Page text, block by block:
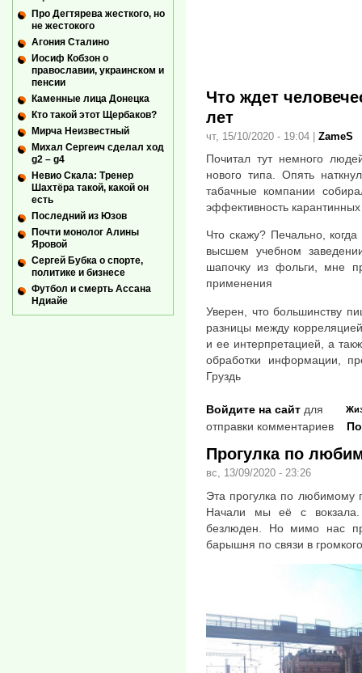
Что ждет
лет
чт, 15/10/2020 - 19:04 ZameS
Почитал тут немного
нового типа. Опять
табачные компании
эффективность
Что скажу? Печально,
высшем учебном
шапочку из фольги, мне
применения
Уверен, что большинству
разницы между
и ее интерпретацией, а
обработки информации,
Груздь
Войдите на сайт для
отправки комментариев
Прогулка по
вс, 13/09/2020 - 23:26
Эта прогулка по любимому
Начали мы её с
безлюден. Но мимо нас
барышня по связи в
Про Дегтярева жесткого, но
не жестокого
Агония Сталино
Иосиф Кобзон о
православии, украинском и
пенсии
Каменные лица Донецка
Кто такой этот Щербаков?
Мирча Неизвестный
Михал Сергеич сделал ход
g2 – g4
Невио Скала: Тренер
Шахтёра такой, какой он
есть
Последний из Юзов
Почти монолог Алины
Яровой
Сергей Бубка о спорте,
политике и бизнесе
Футбол и смерть Ассана
Ндиайе